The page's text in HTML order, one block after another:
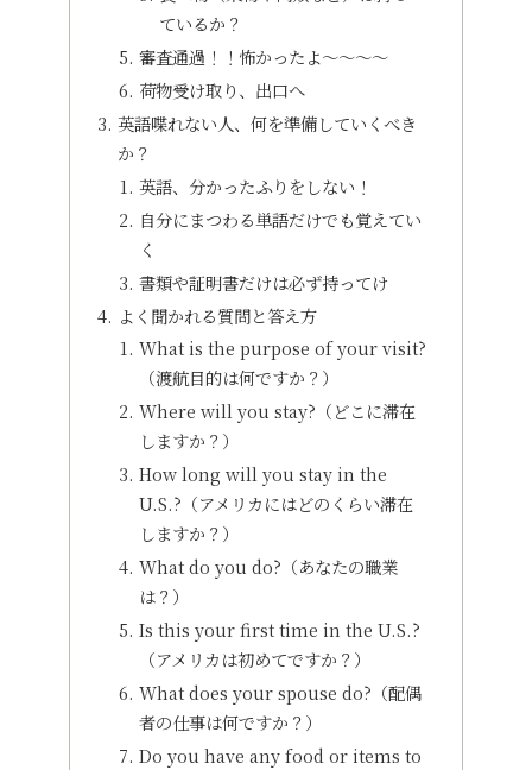
ているか？
審査通過！！怖かったよ〜〜〜〜
荷物受け取り、出口へ
英語喋れない人、何を準備していくべき
か？
英語、分かったふりをしない！
自分にまつわる単語だけでも覚えてい
く
書類や証明書だけは必ず持ってけ
よく聞かれる質問と答え方
What is the purpose of your visit?
（渡航目的は何ですか？）
Where will you stay?（どこに滞在
しますか？）
How long will you stay in the
U.S.?（アメリカにはどのくらい滞在
しますか？）
What do you do?（あなたの職業
は？）
Is this your first time in the U.S.?
（アメリカは初めてですか？）
What does your spouse do?（配偶
者の仕事は何ですか？）
Do you have any food or items to